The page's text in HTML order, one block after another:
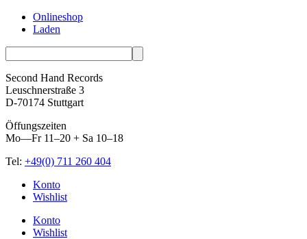
Onlineshop
Laden
Second Hand Records
Leuschnerstraße 3
D-70174 Stuttgart
Öffungszeiten
Mo—Fr 11–20 + Sa 10–18
Tel: +49(0) 711 260 404
Skip
Konto
Wishlist
Konto
Wishlist